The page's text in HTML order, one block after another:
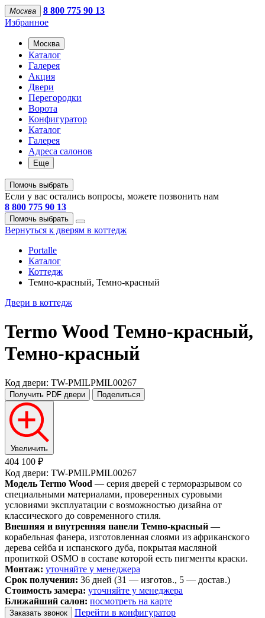
Москва
8 800 775 90 13
Избранное
Москва
Каталог
Галерея
Акция
Двери
Перегородки
Ворота
Конфигуратор
Каталог
Галерея
Адреса салонов
Еще
Помочь выбрать
Если у вас остались вопросы, можете позвонить нам
8 800 775 90 13
Помочь выбрать
Вернуться к дверям в коттедж
Portalle
Каталог
Коттедж
Темно-красный, Темно-красный
Двери в коттедж
Termo Wood Темно-красный,
Темно-красный
Код двери: TW-PMILPMIL00267
Получить PDF двери Поделиться
Увеличить
404 100 ₽
Код двери: TW-PMILPMIL00267
Модель Termo Wood — серия дверей с терморазрывом со
специальными материалами, проверенных суровыми
условиями эксплуатации с возможностью дизайна от
классического до современного стиля.
Внешняя и внутренняя панели Темно-красный —
корабельная фанера, изготовленная слоями из африканского
дерева сейба и испанского дуба, покрытая масляной
пропиткой OSMO в составе которой есть пигменты краски.
Монтаж: уточняйте у менеджера
Срок получения: 36 дней (31 — изготов., 5 — достав.)
Стоимость замера: уточняйте у менеджера
Ближайший салон: посмотреть на карте
Заказать звонок
Перейти в конфигуратор